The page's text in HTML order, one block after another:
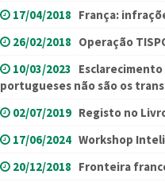
17/04/2018 França:
26/02/2018 Operação
10/03/2023
portugueses não são os
02/07/2019 Registo no
17/06/2024 Workshop
20/12/2018 Fronteira